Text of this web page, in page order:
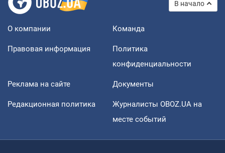
В начало
О компании Команда
Правовая информация
Политика
конфиденциальности
Реклама на сайте Документы
Редакционная политика
Журналисты OBOZ.UA на
месте событий